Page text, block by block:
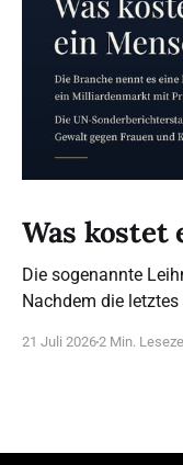
Was kostet
Die sogenannte
Nachdem die
für die Legalisierung
21 Juli 20262 Min.